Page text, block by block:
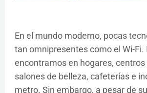
En el mundo moderno, pocas
tan omnipresentes como el Wi-Fi.
encontramos en hogares,
salones de belleza, cafeterías e
metro. Sin embargo, a pesar de